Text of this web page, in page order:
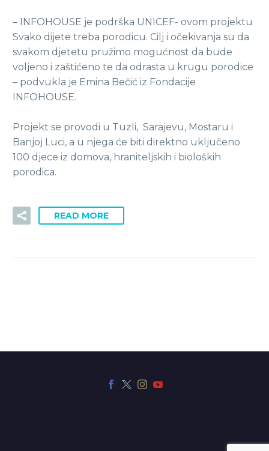
– INFOHOUSE je podrška UNICEF- ovom projektu
Svako dijete treba porodicu. Cilj i očekivanja su da
svakom djetetu pružimo mogućnost da bude
voljeno i zaštićeno te da odrasta u krugu porodice
– podvukla je Emina Bečić iz Fondacije
INFOHOUSE.
Projekt se provodi u Tuzli, Sarajevu, Mostaru i
Banjoj Luci, a u njega će biti direktno uključeno
100 djece iz domova, hraniteljskih i bioloških
porodica.
READ MORE